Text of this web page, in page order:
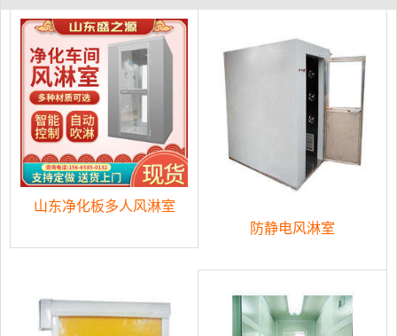
山东净化板多人风淋室
防静电风淋室